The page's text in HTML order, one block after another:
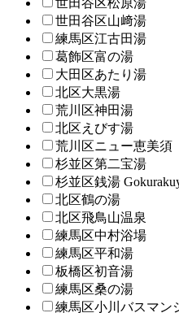
世田谷区松原湯
世田谷区山﨑湯
練馬区江古田湯
葛飾区富の湯
大田区あたり湯
北区大黒湯
荒川区神田湯
北区えびす湯
荒川区ニュー恵美須
杉並区第二宝湯
杉並区銭湯
北区鶴の湯
北区飛鳥山温泉
練馬区中村浴場
練馬区平和湯
板橋区初音湯
練馬区桑の湯
練馬区小川バスマン